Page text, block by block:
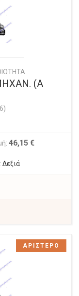
(Α
46,15 €
Δεξιά
ΑΡΙΣΤΕΡΟ